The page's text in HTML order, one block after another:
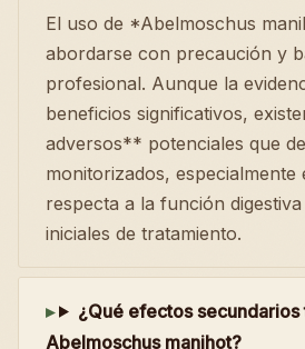
El uso de *Abelmoschus
abordarse con precaución y
profesional. Aunque la
beneficios significativos,
adversos** potenciales que
monitorizados, especialmente
respecta a la función
iniciales de tratamiento.
¿Qué efectos secundarios
Abelmoschus manihot?